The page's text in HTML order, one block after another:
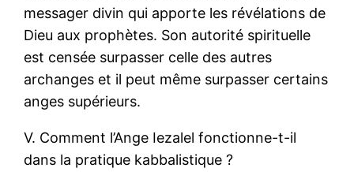
messager divin qui apporte les révélations de
Dieu aux prophètes. Son autorité spirituelle
est censée surpasser celle des autres
archanges et il peut même surpasser certains
anges supérieurs.
V. Comment l’Ange Iezalel fonctionne-t-il
dans la pratique kabbalistique ?